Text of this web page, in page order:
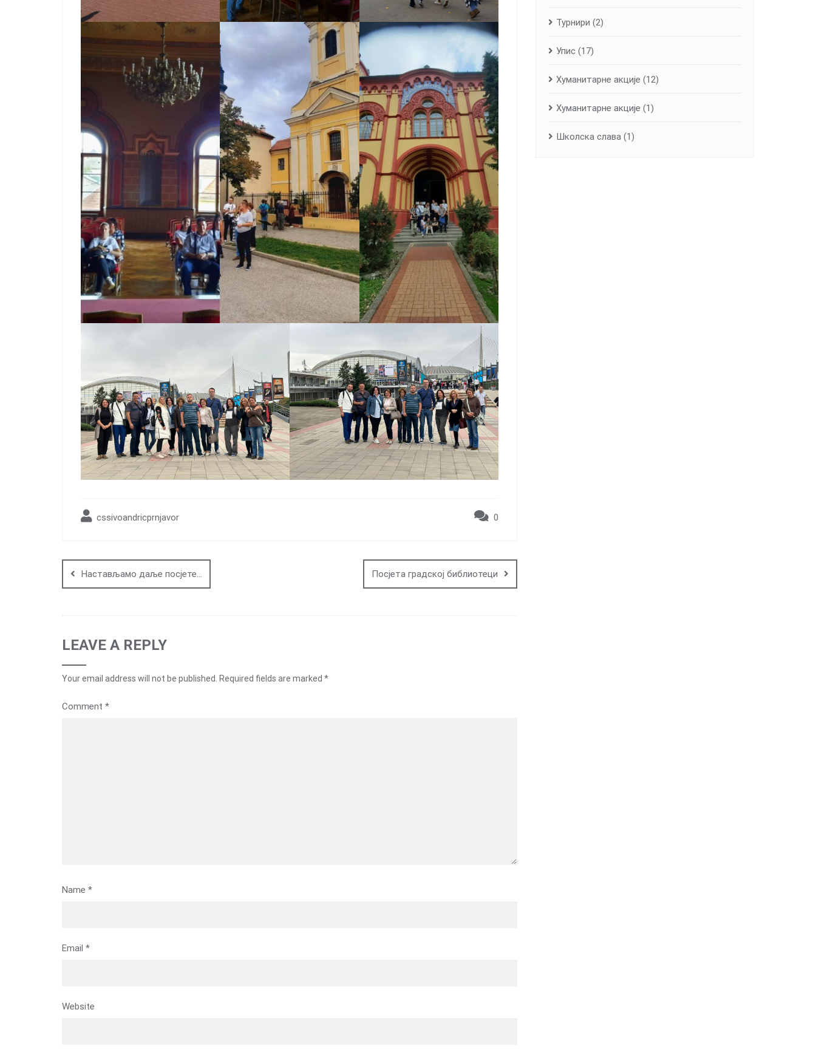
cssivoandricprnjavor 0
navigation
Настављамо даље посјете… Посјета градској библиотеци
LEAVE A REPLY
Your email address will not be published. Required fields are marked *
Comment *
Name *
Email *
Website
Турнири (2)
Упис (17)
Хуманитарне aкције (12)
Хуманитарне акције (1)
Школска слава (1)